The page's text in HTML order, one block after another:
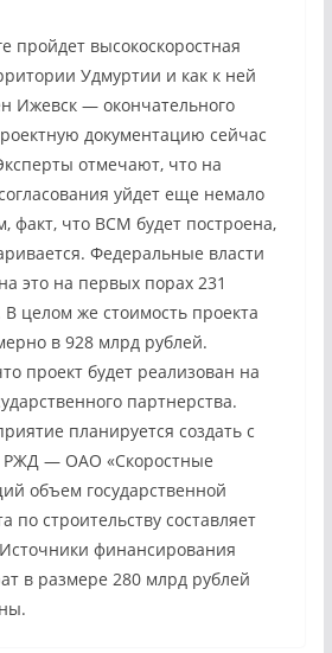
пройдет высокоскоростная
Удмуртии и как к ней
Ижевск — окончательного
документацию сейчас
отмечают, что на
уйдет еще немало
факт, что ВСМ будет построена,
Федеральные власти
это на первых порах 231
целом же стоимость проекта
в 928 млрд рублей.
проект будет реализован на
партнерства.
планируется создать с
РЖД — ОАО «Скоростные
объем государственной
по строительству составляет
финансирования
в размере 280 млрд рублей